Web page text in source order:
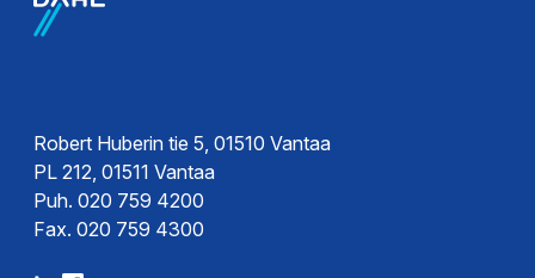
Robert Huberin tie 5, 01510 Vantaa
PL 212, 01511 Vantaa
Puh. 020 759 4200
Fax. 020 759 4300